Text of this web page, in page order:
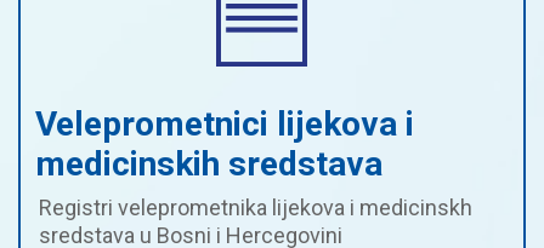
Veleprometnici lijekova i
medicinskih sredstava
Registri veleprometnika lijekova i medicinskh
sredstava u Bosni i Hercegovini